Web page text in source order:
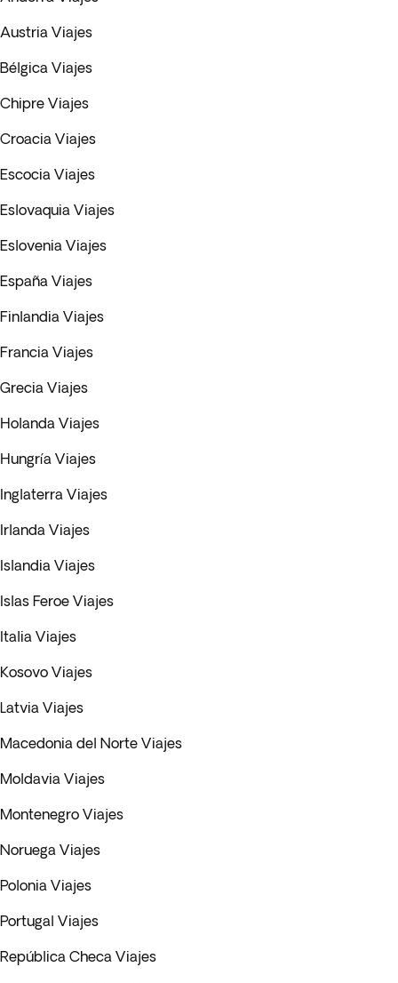
Austria Viajes
Bélgica Viajes
Chipre Viajes
Croacia Viajes
Escocia Viajes
Eslovaquia Viajes
Eslovenia Viajes
España Viajes
Finlandia Viajes
Francia Viajes
Grecia Viajes
Holanda Viajes
Hungría Viajes
Inglaterra Viajes
Irlanda Viajes
Islandia Viajes
Islas Feroe Viajes
Italia Viajes
Kosovo Viajes
Latvia Viajes
Macedonia del Norte Viajes
Moldavia Viajes
Montenegro Viajes
Noruega Viajes
Polonia Viajes
Portugal Viajes
República Checa Viajes